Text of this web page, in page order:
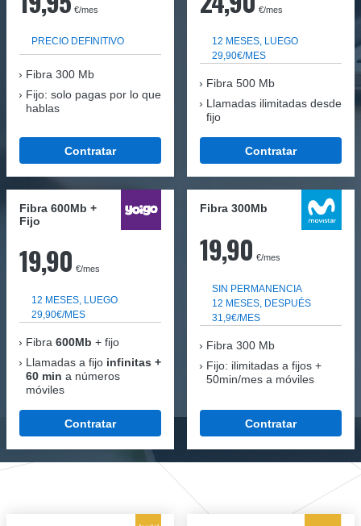
€/mes
PRECIO DEFINITIVO
Fibra 300 Mb
Fijo: solo pagas por lo que
hablas
Contratar
€/mes
12 MESES, LUEGO
29,90€/MES
Fibra 500 Mb
Llamadas ilimitadas desde
fijo
Contratar
Fibra 600Mb +
Fijo
19,90 €/mes
12 MESES, LUEGO
29,90€/MES
Fibra 600Mb + fijo
Llamadas a fijo infinitas +
60 min a números
móviles
Contratar
Fibra 300Mb
19,90 €/mes
SIN PERMANENCIA
12 MESES, DESPUÉS
31,9€/MES
Fibra 300 Mb
Fijo: ilimitadas a fijos +
50min/mes a móviles
Contratar